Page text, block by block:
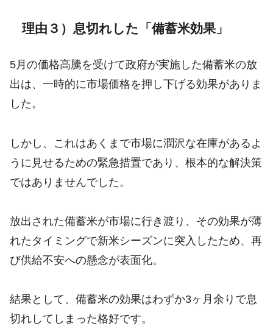
理由３）息切れした「備蓄米効果」
5月の価格高騰を受けて政府が実施した備蓄米の放
出は、一時的に市場価格を押し下げる効果がありま
した。
しかし、これはあくまで市場に潤沢な在庫があるよ
うに見せるための緊急措置であり、根本的な解決策
ではありませんでした。
放出された備蓄米が市場に行き渡り、その効果が薄
れたタイミングで新米シーズンに突入したため、再
び供給不安への懸念が表面化。
結果として、備蓄米の効果はわずか3ヶ月余りで息
切れしてしまった格好です。